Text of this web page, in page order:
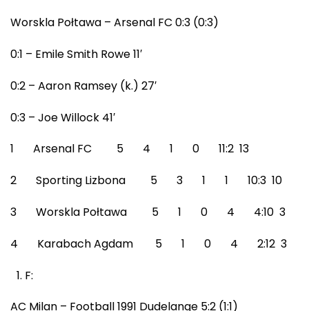
Worskla Połtawa – Arsenal FC 0:3 (0:3)
0:1 – Emile Smith Rowe 11′
0:2 – Aaron Ramsey (k.) 27′
0:3 – Joe Willock 41′
1 Arsenal FC 5 4 1 0 11:2 13
2 Sporting Lizbona 5 3 1 1 10:3 10
3 Worskla Połtawa 5 1 0 4 4:10 3
4 Karabach Agdam 5 1 0 4 2:12 3
F:
AC Milan – Football 1991 Dudelange 5:2 (1:1)